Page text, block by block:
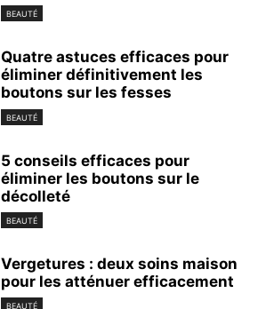
BEAUTÉ
Quatre astuces efficaces pour
éliminer définitivement les
boutons sur les fesses
BEAUTÉ
5 conseils efficaces pour
éliminer les boutons sur le
décolleté
BEAUTÉ
Vergetures : deux soins maison
pour les atténuer efficacement
BEAUTÉ